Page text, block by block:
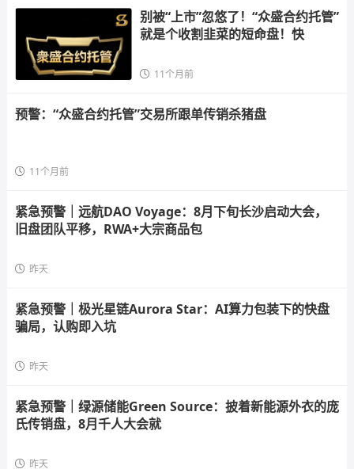
别被“上市”忽悠了！“众盛合约托管”
就是个收割韭菜的短命盘！快
11个月前
预警：“众盛合约托管”交易所跟单传销杀猪盘
11个月前
紧急预警｜远航DAO Voyage：8月下旬长沙启动大会，
旧盘团队平移，RWA+大宗商品包
昨天
紧急预警｜极光星链Aurora Star：AI算力包装下的快盘
骗局，认购即入坑
昨天
紧急预警｜绿源储能Green Source：披着新能源外衣的庞
氏传销盘，8月千人大会就
昨天